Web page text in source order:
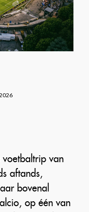
voetbaltrip van
aftands,
bovenal
op één van